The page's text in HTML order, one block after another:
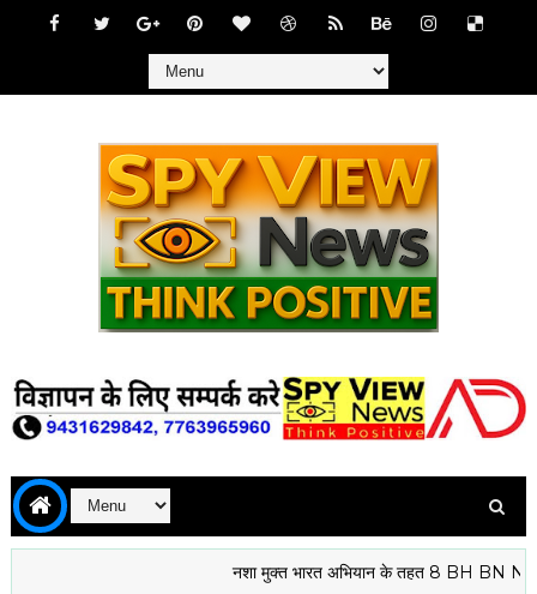
नशा मुक्त भारत अभियान के तहत 8 BH BN NCC